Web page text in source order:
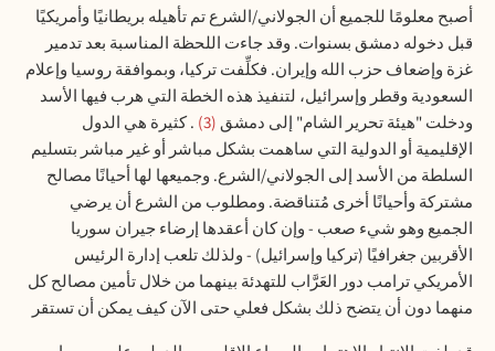
أصبح معلومًا للجميع أن الجولاني/الشرع تم تأهيله بريطانيًا وأمريكيًا
قبل دخوله دمشق بسنوات. وقد جاءت اللحظة المناسبة بعد تدمير
غزة وإضعاف حزب الله وإيران. فكلِّفت تركيا، وبموافقة روسيا وإعلام
السعودية وقطر وإسرائيل، لتنفيذ هذه الخطة التي هرب فيها الأسد
ودخلت "هيئة تحرير الشام" إلى دمشق 3 . كثيرة هي الدول
الإقليمية أو الدولية التي ساهمت بشكل مباشر أو غير مباشر بتسليم
السلطة من الأسد إلى الجولاني/الشرع. وجميعها لها أحيانًا مصالح
مشتركة وأحيانًا أخرى مُتناقضة. ومطلوب من الشرع أن يرضي
الجميع وهو شيء صعب - وإن كان أعقدها إرضاء جيران سوريا
الأقربين جغرافيًا (تركيا وإسرائيل) - ولذلك تلعب إدارة الرئيس
الأمريكي ترامب دور العَرَّاب للتهدئة بينهما من خلال تأمين مصالح كل
منهما دون أن يتضح ذلك بشكل فعلي حتى الآن كيف يمكن أن تستقر